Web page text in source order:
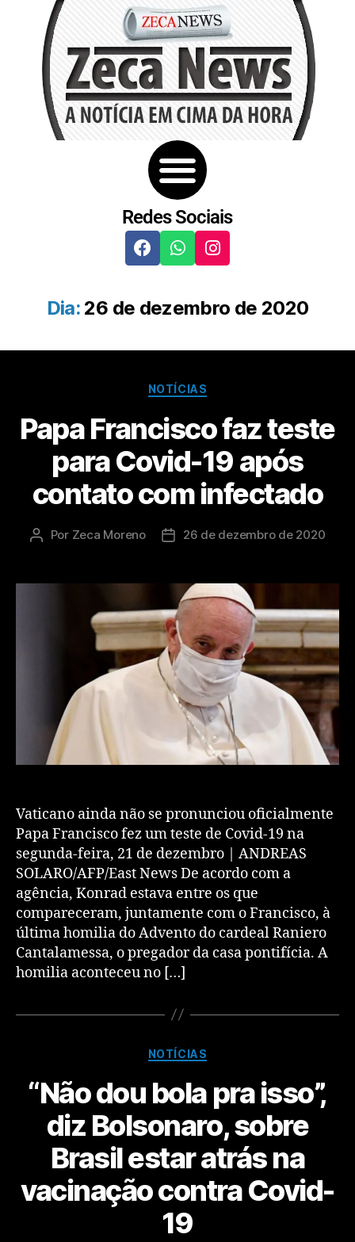
Redes Sociais
Dia: 26 de dezembro de 2020
NOTÍCIAS
Papa Francisco faz teste
para Covid-19 após
contato com infectado
Por Zeca Moreno 26 de dezembro de 2020
Vaticano ainda não se pronunciou oficialmente
Papa Francisco fez um teste de Covid-19 na
segunda-feira, 21 de dezembro | ANDREAS
SOLARO/AFP/East News De acordo com a
agência, Konrad estava entre os que
compareceram, juntamente com o Francisco, à
última homilia do Advento do cardeal Raniero
Cantalamessa, o pregador da casa pontifícia. A
homilia aconteceu no […]
NOTÍCIAS
“Não dou bola pra isso”,
diz Bolsonaro, sobre
Brasil estar atrás na
vacinação contra Covid-
19